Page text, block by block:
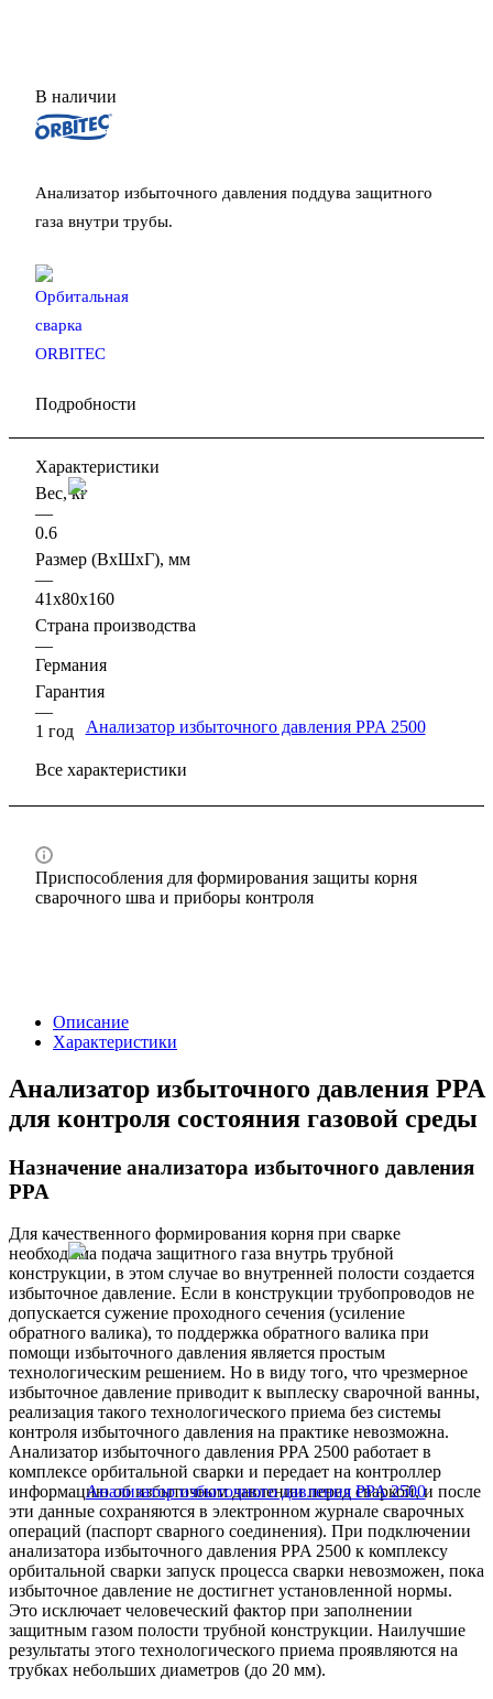
В наличии
Анализатор избыточного давления поддува защитного
газа внутри трубы.
Подробности
Характеристики
Вес, кг
—
0.6
Размер (ВхШхГ), мм
—
41х80х160
Страна производства
—
Германия
Гарантия
—
1 год
Все характеристики
Приспособления для формирования защиты корня
сварочного шва и приборы контроля
Описание
Характеристики
Анализатор избыточного давления PPA
для контроля состояния газовой среды
Назначение анализатора избыточного давления
PPA
Для качественного формирования корня при сварке
необходима подача защитного газа внутрь трубной
конструкции, в этом случае во внутренней полости создается
избыточное давление. Если в конструкции трубопроводов не
допускается сужение проходного сечения (усиление
обратного валика), то поддержка обратного валика при
помощи избыточного давления является простым
технологическим решением. Но в виду того, что чрезмерное
избыточное давление приводит к выплеску сварочной ванны,
реализация такого технологического приема без системы
контроля избыточного давления на практике невозможна.
Анализатор избыточного давления PPA 2500 работает в
комплексе орбитальной сварки и передает на контроллер
информацию об избыточном давлении перед сваркой, и после
эти данные сохраняются в электронном журнале сварочных
операций (паспорт сварного соединения). При подключении
анализатора избыточного давления PPA 2500 к комплексу
орбитальной сварки запуск процесса сварки невозможен, пока
избыточное давление не достигнет установленной нормы.
Это исключает человеческий фактор при заполнении
защитным газом полости трубной конструкции. Наилучшие
результаты этого технологического приема проявляются на
трубках небольших диаметров (до 20 мм).